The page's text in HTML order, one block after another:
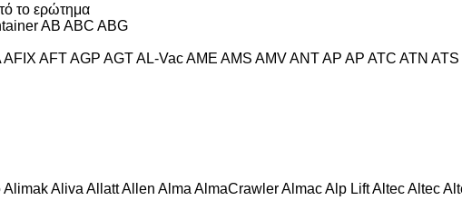
το ερώτημα
AB ABC ABG
AFIX AFTAGP AGTAL-VacAME AMS AMVANTAP AP ATC ATN ATS
AlimakAliva AllattAllen Alma AlmaCrawlerAlmacAlp LiftAltecAltec